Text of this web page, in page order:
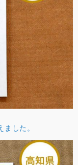
した。